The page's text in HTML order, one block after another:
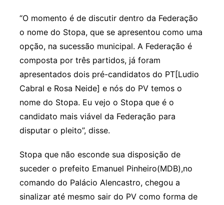
“O momento é de discutir dentro da Federação
o nome do Stopa, que se apresentou como uma
opção, na sucessão municipal. A Federação é
composta por três partidos, já foram
apresentados dois pré-candidatos do PT[Ludio
Cabral e Rosa Neide] e nós do PV temos o
nome do Stopa. Eu vejo o Stopa que é o
candidato mais viável da Federação para
disputar o pleito”, disse.
Stopa que não esconde sua disposição de
suceder o prefeito Emanuel Pinheiro(MDB),no
comando do Palácio Alencastro, chegou a
sinalizar até mesmo sair do PV como forma de